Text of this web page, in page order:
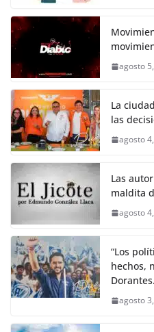
agosto
La
las
agosto
Las
maldita
agosto
“Los
hechos,
Dorantes.
agosto